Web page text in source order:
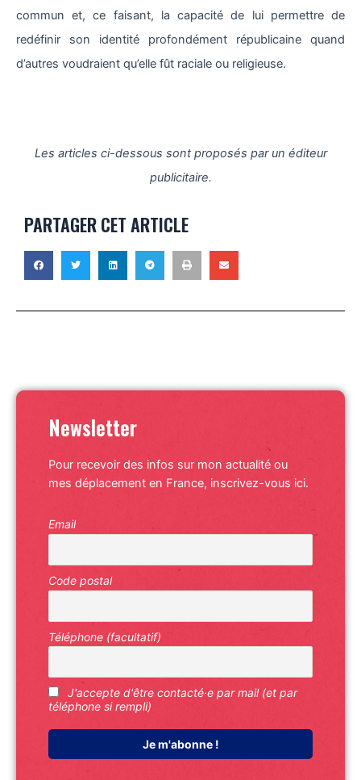
commun et, ce faisant, la capacité de lui permettre de
redéfinir son identité profondément républicaine quand
d’autres voudraient qu’elle fût raciale ou religieuse.
Les articles ci-dessous sont proposés par un éditeur
publicitaire.
PARTAGER CET ARTICLE
Newsletter
Pour recevoir des infos sur mon actualité ou
mes déplacement en France, inscrivez-vous ici.
Email
Code postal
Téléphone (facultatif)
J'accepte d'être contacté·e par mail (et par
téléphone si rempli)